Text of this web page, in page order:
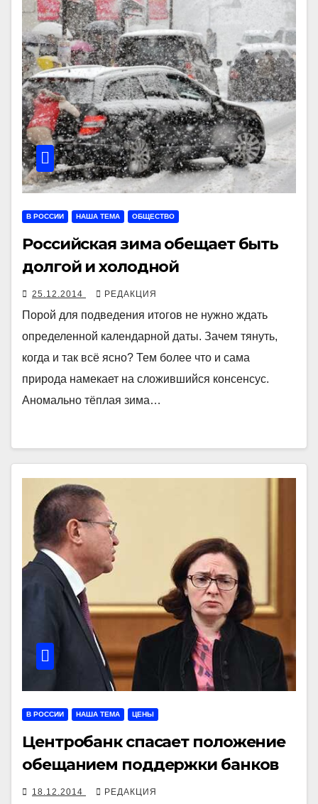
В РОССИИ НАША ТЕМА ОБЩЕСТВО
Российская зима обещает быть
долгой и холодной
25.12.2014 РЕДАКЦИЯ
Порой для подведения итогов не нужно ждать
определенной календарной даты. Зачем тянуть,
когда и так всё ясно? Тем более что и сама
природа намекает на сложившийся консенсус.
Аномально тёплая зима…
В РОССИИ НАША ТЕМА ЦЕНЫ
Центробанк спасает положение
обещанием поддержки банков
18.12.2014 РЕДАКЦИЯ